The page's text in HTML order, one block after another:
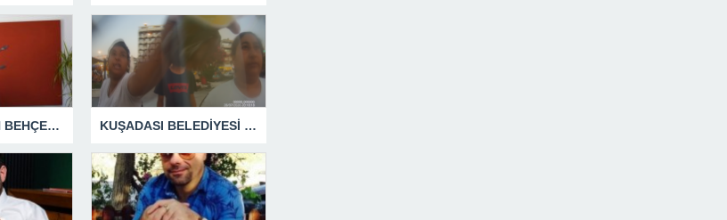
GÜRBİLEK’TEN BEHÇET ALP’E SERT YANIT KUŞADASI BELEDİYESİ ZABITA MEMURUNU DARBEDEN DİLENCİ 2 KADIN TUTUKLANDI